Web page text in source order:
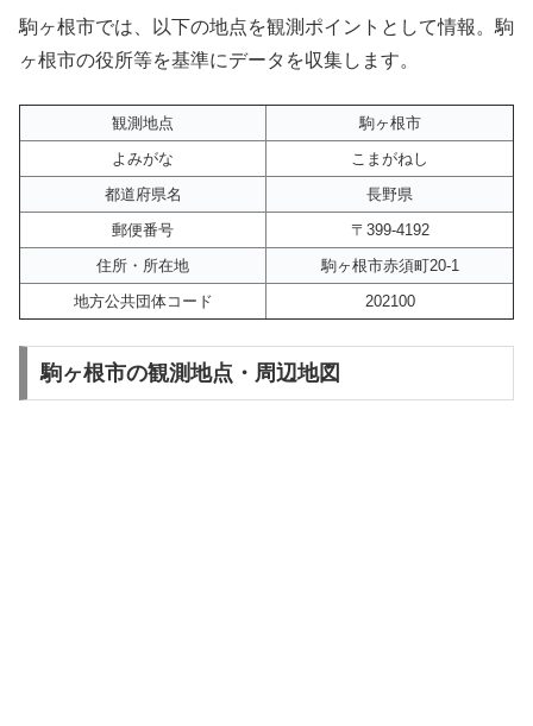
駒ヶ根市では、以下の地点を観測ポイントとして情報。駒
ヶ根市の役所等を基準にデータを収集します。
観測地点
駒ヶ根市
よみがな
こまがねし
都道府県名
長野県
郵便番号
〒399-4192
住所・所在地
駒ヶ根市赤須町20-1
地方公共団体コード
202100
駒ヶ根市の観測地点・周辺地図